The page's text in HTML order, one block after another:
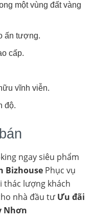
một vùng đất vàng
ấn tượng.
cấp.
vĩnh viễn.
độ.
ngay siêu phẩm
Bizhouse Phục vụ
thác lượng khách
nhà đầu tư Ưu đãi
Nhơn